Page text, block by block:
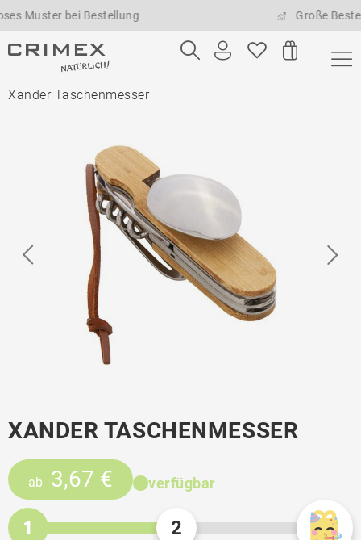
bei Bestellung Große
Xander Taschenmesser
XANDER TASCHENMESSER
ab 3,67 € verfügbar
1 2